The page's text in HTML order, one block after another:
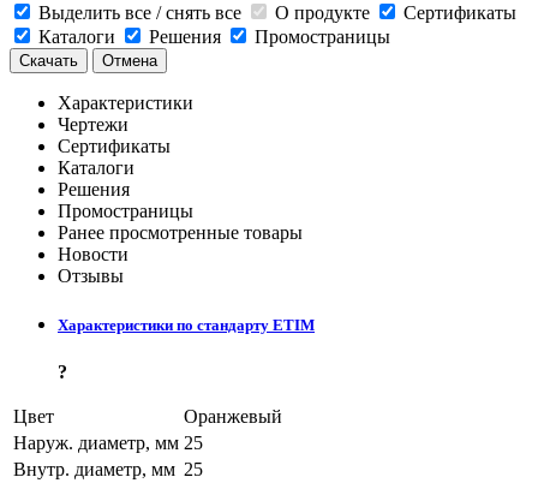
Выделить все / снять все
О продукте
Сертификаты
Каталоги
Решения Промостраницы
Скачать Отмена
Характеристики
Чертежи
Сертификаты
Каталоги
Решения
Промостраницы
Ранее просмотренные товары
Новости
Отзывы
Характеристики по стандарту ETIM
?
Цвет
Оранжевый
Наруж. диаметр, мм 25
Внутр. диаметр, мм 25